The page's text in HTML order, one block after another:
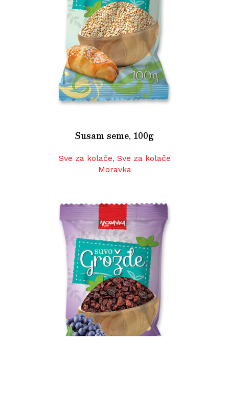
Susam seme, 100g
Sve za kolače, Sve za kolače
Moravka